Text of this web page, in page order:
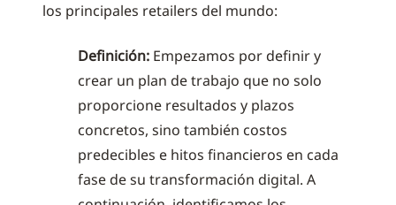
los principales retailers del mundo:
Definición: Empezamos por definir y
crear un plan de trabajo que no solo
proporcione resultados y plazos
concretos, sino también costos
predecibles e hitos financieros en cada
fase de su transformación digital. A